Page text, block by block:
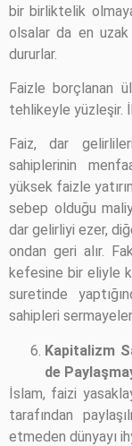
bir birliktelik
olsalar da en uzak
dururlar.
Faizle borçlanan
tehlikeyle yüzleşir.
Faiz, dar
sahiplerinin
yüksek faizle
sebep olduğu
dar gelirliyi ezer,
ondan geri alır.
kefesine bir eliyle
suretinde
sahipleri
Kapitalizm
de
İslam, faizi
tarafından
etmeden dünyayı